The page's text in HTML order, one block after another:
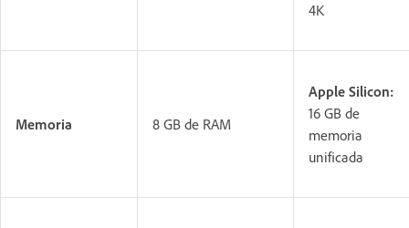
4K
Memoria 8 GB de RAM
Apple Silicon:
16 GB de
memoria
unificada